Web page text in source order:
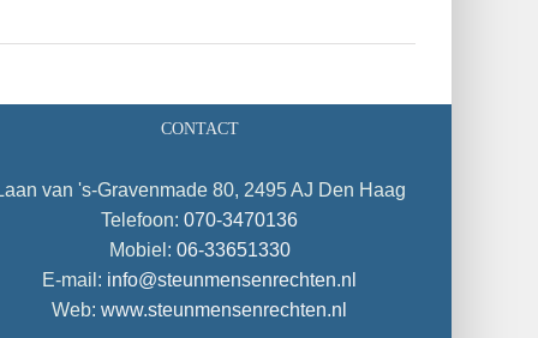
CONTACT
van 's-Gravenmade 80, 2495 AJ Den Haag
Telefoon: 070-3470136
Mobiel: 06-33651330
E-mail: info@steunmensenrechten.nl
Web: www.steunmensenrechten.nl